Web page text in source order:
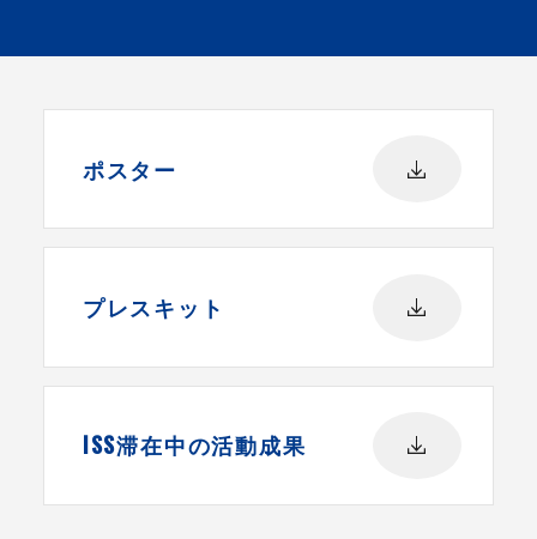
ポスター
プレスキット
ISS滞在中の活動成果